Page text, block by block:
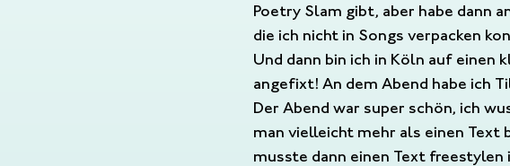
Poetry Slam gibt, aber habe dann
die ich nicht in Songs verpacken
Und dann bin ich in Köln auf einen
angefixt! An dem Abend habe ich
Der Abend war super schön, ich
man vielleicht mehr als einen Text
musste dann einen Text freestylen